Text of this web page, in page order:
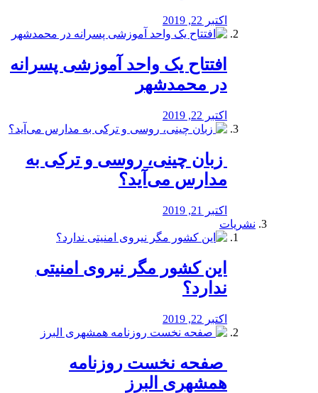
اکتبر 22, 2019
افتتاح یک واحد آموزشی پسرانه
در محمدشهر
اکتبر 22, 2019
️ زبان چینی، روسی و ترکی به
مدارس می‌آید؟
اکتبر 21, 2019
نشریات
این کشور مگر نیروی امنیتی
ندارد؟
اکتبر 22, 2019
️ صفحه نخست روزنامه‌
همشهری البرز